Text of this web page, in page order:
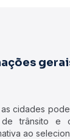
cidades
de trânsito e
ao